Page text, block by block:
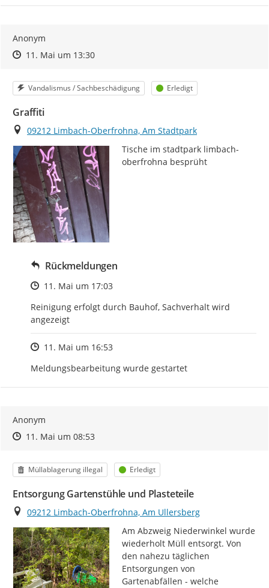
Anonym
Zeitpunkt des Erstellens
Zeitpunkt des Erstellens
11. Mai um 13:30Zur Äußerung
Kategorie
Vandalismus / Sachbeschädigung Status
Erledigt
Graffiti
Ort
09212 Limbach-Oberfrohna, Am Stadtpark
Tische im stadtpark limbach-
oberfrohna besprüht
Rückmeldungen
Zeitpunkt des Erstellens
11. Mai um 17:03
Reinigung erfolgt durch Bauhof, Sachverhalt wird
angezeigt
Zeitpunkt des Erstellens
11. Mai um 16:53
Meldungsbearbeitung wurde gestartet
Anonym
Zeitpunkt des Erstellens
Zeitpunkt des Erstellens
11. Mai um 08:53Zur Äußerung
Kategorie
Müllablagerung illegal Status
Erledigt
Entsorgung Gartenstühle und Plasteteile
Ort
09212 Limbach-Oberfrohna, Am Ullersberg
Am Abzweig Niederwinkel wurde
wiederholt Müll entsorgt. Von
den nahezu täglichen
Entsorgungen von
Gartenabfällen - welche